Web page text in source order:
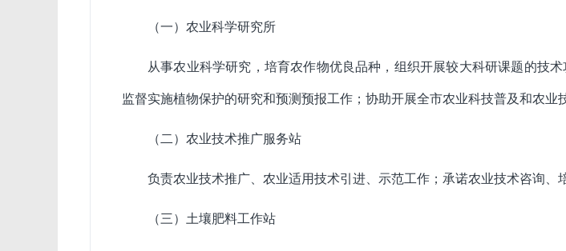
（一）农业科学研究所
从事农业科学研究，培育农作物优良品种，组织开展较大科研课题的技
监督实施植物保护的研究和预测预报工作；协助开展全市农业科技普及和农业
（二）农业技术推广服务站
负责农业技术推广、农业适用技术引进、示范工作；承诺农业技术咨询、
（三）土壤肥料工作站